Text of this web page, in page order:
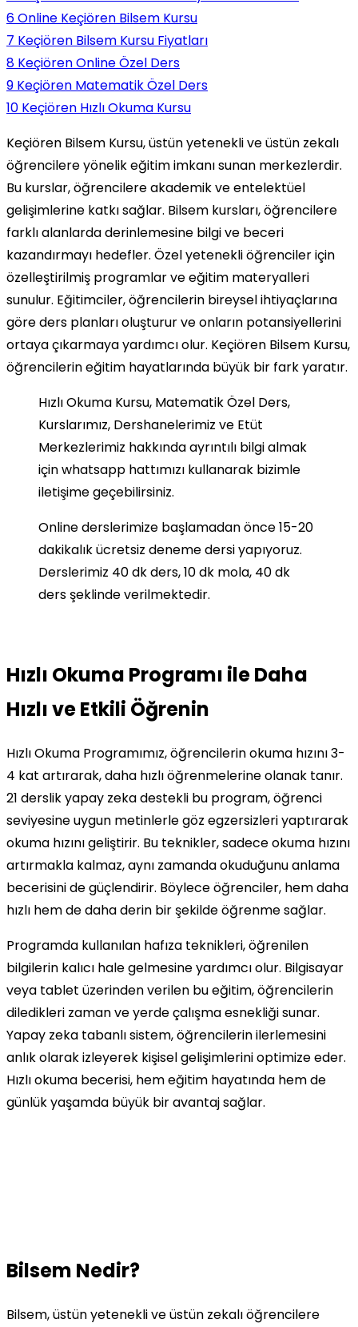
6Online Keçiören Bilsem Kursu
7 Keçiören Bilsem Kursu Fiyatları
8 Keçiören Online Özel Ders
9 Keçiören Matematik Özel Ders
10 Keçiören Hızlı Okuma Kursu
Keçiören Bilsem Kursu, üstün yetenekli ve üstün zekalı
öğrencilere yönelik eğitim imkanı sunan merkezlerdir.
Bu kurslar, öğrencilere akademik ve entelektüel
gelişimlerine katkı sağlar. Bilsem kursları, öğrencilere
farklı alanlarda derinlemesine bilgi ve beceri
kazandırmayı hedefler. Özel yetenekli öğrenciler için
özelleştirilmiş programlar ve eğitim materyalleri
sunulur. Eğitimciler, öğrencilerin bireysel ihtiyaçlarına
göre ders planları oluşturur ve onların potansiyellerini
ortaya çıkarmaya yardımcı olur. Keçiören Bilsem Kursu,
öğrencilerin eğitim hayatlarında büyük bir fark yaratır.
Hızlı Okuma Kursu, Matematik Özel Ders,
Kurslarımız, Dershanelerimiz ve Etüt
Merkezlerimiz hakkında ayrıntılı bilgi almak
için whatsapp hattımızı kullanarak bizimle
iletişime geçebilirsiniz.
Online derslerimize başlamadan önce 15-20
dakikalık ücretsiz deneme dersi yapıyoruz.
Derslerimiz 40 dk ders, 10 dk mola, 40 dk
ders şeklinde verilmektedir.
Hızlı Okuma Programı ile Daha
Hızlı ve Etkili Öğrenin
Hızlı Okuma Programımız, öğrencilerin okuma hızını 3-
4 kat artırarak, daha hızlı öğrenmelerine olanak tanır.
21 derslik yapay zeka destekli bu program, öğrenci
seviyesine uygun metinlerle göz egzersizleri yaptırarak
okuma hızını geliştirir. Bu teknikler, sadece okuma hızını
artırmakla kalmaz, aynı zamanda okuduğunu anlama
becerisini de güçlendirir. Böylece öğrenciler, hem daha
hızlı hem de daha derin bir şekilde öğrenme sağlar.
Programda kullanılan hafıza teknikleri, öğrenilen
bilgilerin kalıcı hale gelmesine yardımcı olur. Bilgisayar
veya tablet üzerinden verilen bu eğitim, öğrencilerin
diledikleri zaman ve yerde çalışma esnekliği sunar.
Yapay zeka tabanlı sistem, öğrencilerin ilerlemesini
anlık olarak izleyerek kişisel gelişimlerini optimize eder.
Hızlı okuma becerisi, hem eğitim hayatında hem de
günlük yaşamda büyük bir avantaj sağlar.
Bilsem Nedir?
Bilsem, üstün yetenekli ve üstün zekalı öğrencilere